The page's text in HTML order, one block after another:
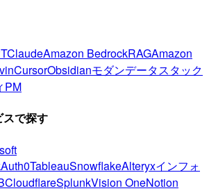
ClaudeAmazon BedrockRAGAmazon
CursorObsidianモダンデータスタック
PM
スで探す
Auth0TableauSnowflakeAlteryxインフォ
CloudflareSplunkVision OneNotion